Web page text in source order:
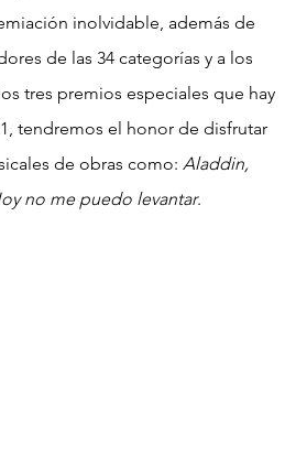
inolvidable, además de
de las 34 categorías y a los
tres premios especiales que hay
tendremos el honor de disfrutar
de obras como: Aladdin,
no me puedo levantar.